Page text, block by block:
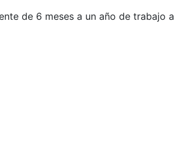
de 6 meses a un año de trabajo a